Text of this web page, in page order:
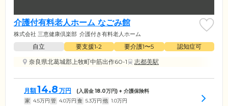
介護付有料老人ホーム なごみ館
株式会社 三恵健康倶楽部 介護付き有料老人ホーム
自立 要支援1•2 要介護1〜5
認知症可
奈良県北葛城郡上牧町中筋出作60-1
志都美駅
月額14.8 万円 (入居金18.0万円) + 介護保険料
家 4.5万円 管 4.0万円 食 5.3万円 他 1.0万円